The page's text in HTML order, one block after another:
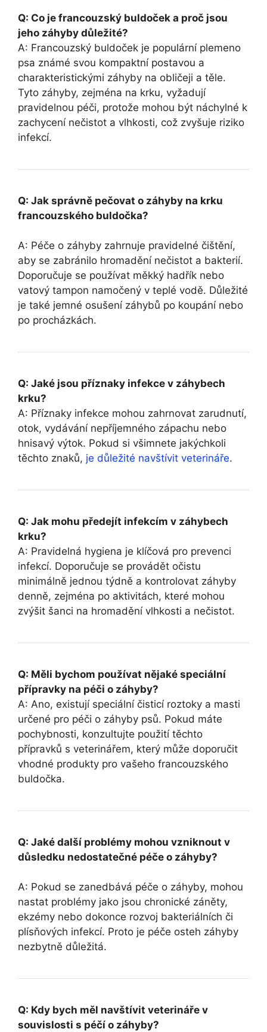
Q: Co je francouzský buldoček a proč jsou
jeho záhyby důležité?
A: Francouzský buldoček je populární plemeno
⁣psa známé svou kompaktní ​postavou a‌
charakteristickými záhyby na obličeji a těle.
Tyto záhyby, ⁢zejména na krku,‌ vyžadují
pravidelnou‍ péči, protože mohou být náchylné k
zachycení nečistot a vlhkosti, což zvyšuje riziko
‌infekcí.
Q: Jak správně pečovat⁣ o záhyby na krku
francouzského​ buldočka?
A: Péče⁤ o záhyby zahrnuje pravidelné‍ čištění,
aby se zabránilo hromadění nečistot a bakterií.
Doporučuje se ⁤používat měkký hadřík nebo
vatový tampon namočený v teplé vodě. Důležité
je také jemné osušení záhybů po koupání nebo
po procházkách.
Q: Jaké jsou příznaky infekce ‍v záhybech
krku?
A:⁤ Příznaky infekce mohou ⁤zahrnovat zarudnutí,
otok, vydávání nepříjemného ‍zápachu nebo
hnisavý výtok. Pokud si všimnete jakýchkoli
těchto znaků, je důležité navštívit veterináře.
Q:⁢ Jak mohu‌ předejít infekcím v záhybech
krku?
A: Pravidelná hygiena je klíčová pro ⁤prevenci
infekcí. Doporučuje se provádět ‌očistu⁢
minimálně ‍jednou⁣ týdně ⁢a kontrolovat záhyby
denně, zejména po aktivitách, které mohou
zvýšit šanci na hromadění ⁤vlhkosti a ⁤nečistot.
Q: Měli bychom používat ​nějaké speciální
přípravky⁤ na péči o záhyby?
A: Ano, existují speciální čisticí roztoky a masti
určené pro péči o záhyby ​psů. Pokud ​máte ​
pochybnosti, konzultujte použití ⁤těchto
přípravků s veterinářem,⁤ který​ může doporučit
vhodné produkty pro vašeho francouzského
buldočka.
Q: Jaké další problémy mohou vzniknout ⁢v
důsledku nedostatečné péče o záhyby?
A: Pokud se zanedbává péče​ o záhyby, mohou
nastat problémy jako⁢ jsou chronické záněty,
ekzémy nebo dokonce ⁣rozvoj bakteriálních či
plísňových infekcí. Proto je péče⁣ osteh záhyby ​
nezbytně důležitá.
Q: Kdy bych měl navštívit ‌veterináře v
souvislosti s péčí o záhyby?